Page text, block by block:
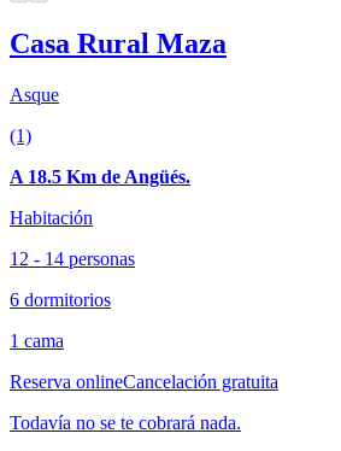
Casa Rural Maza
Asque
(1)
A 18.5 Km de Angüés.
Habitación
12 - 14 personas
6 dormitorios
1 cama
Reserva onlineCancelación gratuita
Todavía no se te cobrará nada.